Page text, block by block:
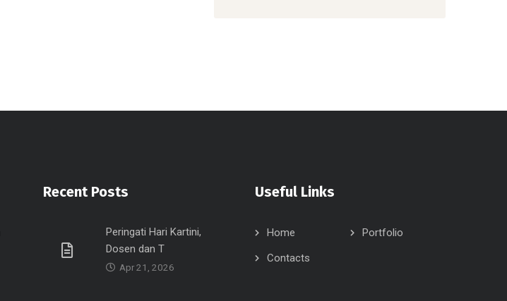
Recent Posts
Peringati Hari Kartini,
Dosen dan T
Apr 21, 2026
Useful Links
Home
Portfolio
Contacts